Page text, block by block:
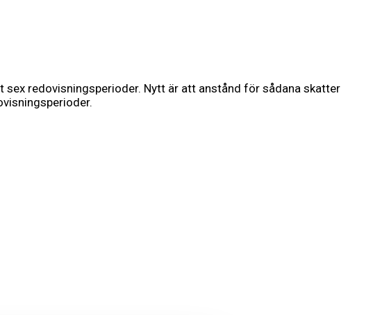
redovisningsperioder. Nytt är att anstånd för sådana skatter